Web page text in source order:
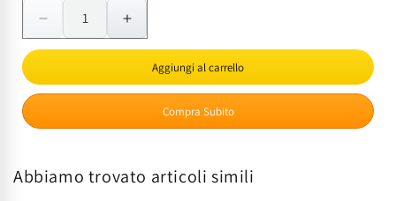
Diminuisci
quantità
Connettore
ad
per
Aumenta
quantità
Connettore
ad
Angolo
per
Aggiungi al carrello
Compra Subito
Abbiamo trovato articoli simili